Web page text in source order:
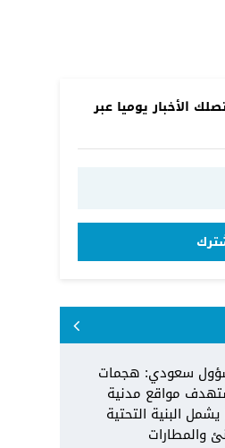
الأخبار يوميا عبر
سعودي: هجمات
مواقع مدنية
البنية التحتية
والمطارات